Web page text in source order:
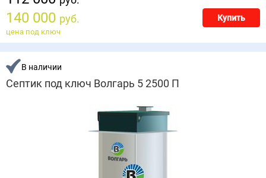
140 000 руб. Купить
цена под ключ
В наличии
Септик под ключ Волгарь 5 2500 П